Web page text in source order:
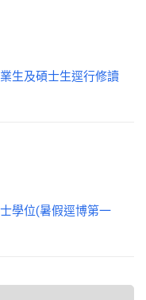
生及碩士生逕行修讀
學位(暑假逕博第一